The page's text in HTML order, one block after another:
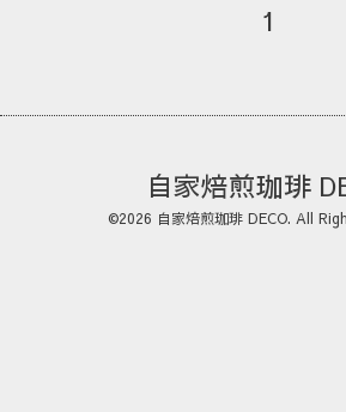
1
自家焙煎珈琲
©2026 自家焙煎珈琲 DECO. All